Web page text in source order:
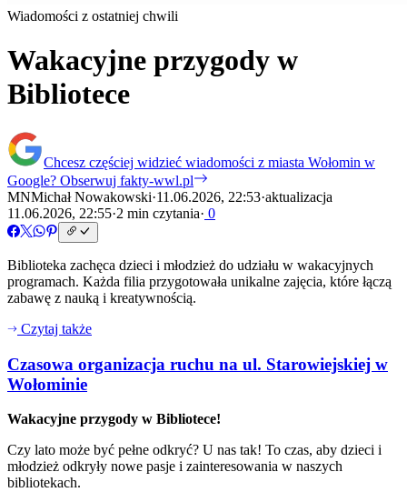
Wiadomości z ostatniej chwili
Wakacyjne przygody w
Bibliotece
Chcesz częściej widzieć wiadomości z miasta Wołomin w
Google? Obserwuj fakty-wwl.pl
MNMichał Nowakowski·11.06.2026, 22:53·aktualizacja
11.06.2026, 22:55·2 min czytania· 0
Biblioteka zachęca dzieci i młodzież do udziału w wakacyjnych
programach. Każda filia przygotowała unikalne zajęcia, które łączą
zabawę z nauką i kreatywnością.
Czytaj także
Czasowa organizacja ruchu na ul. Starowiejskiej w
Wołominie
Wakacyjne przygody w Bibliotece!
Czy lato może być pełne odkryć? U nas tak! To czas, aby dzieci i
młodzież odkryły nowe pasje i zainteresowania w naszych
bibliotekach.